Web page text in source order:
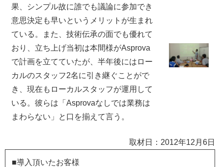
果、シンプル故に誰でも議論に参加でき
意思決定も早いというメリットが生まれ
ている。また、技術伝承の面でも優れて
おり、立ち上げ当初は本間様がAsprova
で計画を立てていたが、半年後にはロー
カルのスタッフ2名に引き継ぐことがで
き、現在もローカルスタッフが運用して
いる。彼らは「Asprovaなしでは業務は
まわらない」と口を揃えて言う。
取材日：2012年12月6日
■導入頂いたお客様